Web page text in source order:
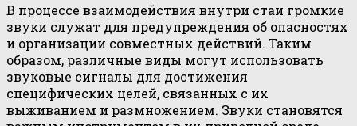
В процессе взаимодействия внутри стаи громкие
звуки служат для предупреждения об опасностях
и организации совместных действий. Таким
образом, различные виды могут использовать
звуковые сигналы для достижения
специфических целей, связанных с их
выживанием и размножением. Звуки становятся